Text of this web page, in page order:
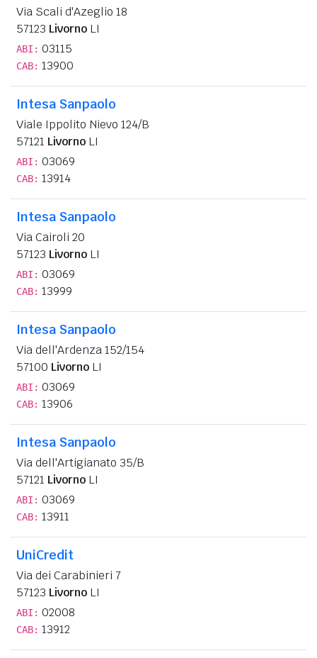
Via Scali d'Azeglio 18
57123 Livorno LI
ABI: 03115
CAB: 13900
Intesa Sanpaolo
Viale Ippolito Nievo 124/B
57121 Livorno LI
ABI: 03069
CAB: 13914
Intesa Sanpaolo
Via Cairoli 20
57123 Livorno LI
ABI: 03069
CAB: 13999
Intesa Sanpaolo
Via dell'Ardenza 152/154
57100 Livorno LI
ABI: 03069
CAB: 13906
Intesa Sanpaolo
Via dell'Artigianato 35/B
57121 Livorno LI
ABI: 03069
CAB: 13911
UniCredit
Via dei Carabinieri 7
57123 Livorno LI
ABI: 02008
CAB: 13912